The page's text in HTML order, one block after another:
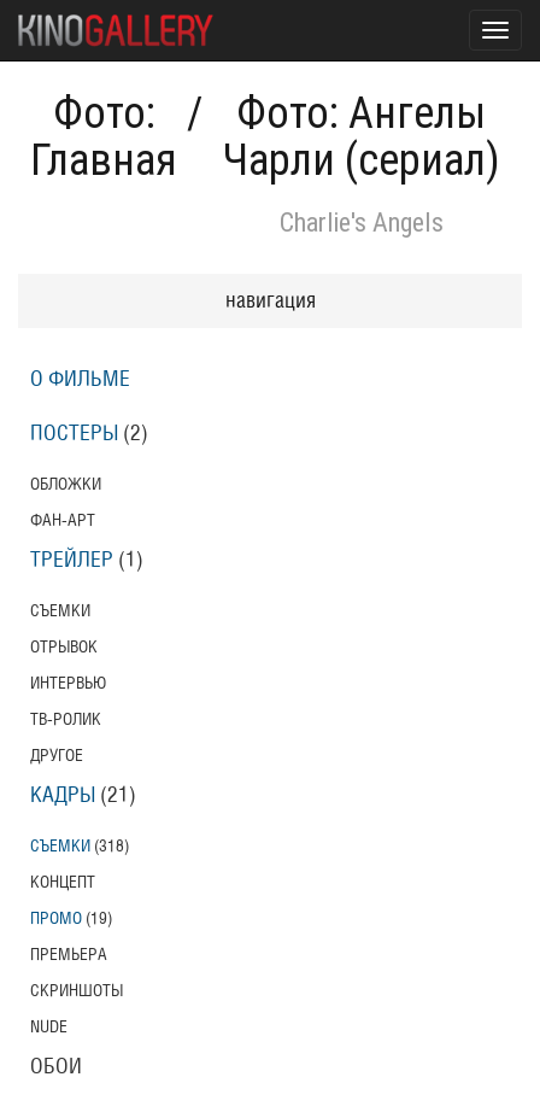
Фото:
Главная
/
Фото: Ангелы
Чарли (сериал)
Charlie's Angels
навигация
О ФИЛЬМЕ
ПОСТЕРЫ (2)
ОБЛОЖКИ
ФАН-АРТ
ТРЕЙЛЕР (1)
СЪЕМКИ
ОТРЫВОК
ИНТЕРВЬЮ
ТВ-РОЛИК
ДРУГОЕ
КАДРЫ (21)
СЪЕМКИ (318)
КОНЦЕПТ
ПРОМО (19)
ПРЕМЬЕРА
СКРИНШОТЫ
NUDE
ОБОИ